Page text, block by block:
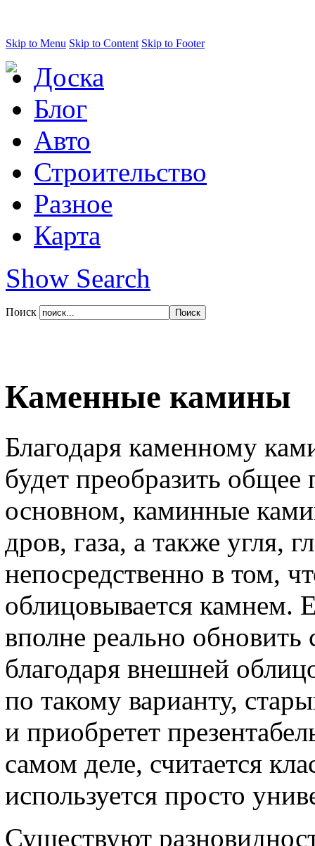
Skip to Menu Skip to Content Skip to Footer
Доска
Блог
Авто
Строительство
Разное
Карта
Show Search
Поиск
Каменные камины
Благодаря каменному
будет преобразить общее
основном, каминные
дров, газа, а также угля,
непосредственно в том,
облицовывается
вполне реально
благодаря внешней
по такому варианту,
и приобретет
самом деле, считается
используется просто
Существуют